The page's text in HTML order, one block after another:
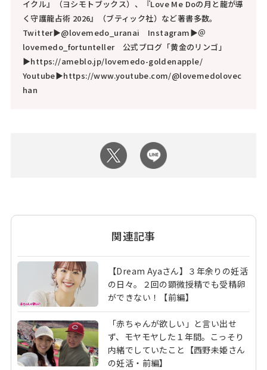
イクル』（ヨシモトブックス）、『Love Me Doの月と龍が導
く守護龍占術 2026』（ブティック社）など著書多数。
Twitter▶@lovemedo_uranai Instagram▶＠
lovemedo_fortunteller 公式ブログ「黄金のリンゴ」
▶https://ameblo.jp/lovemedo-goldenapple/
Youtube▶https://www.youtube.com/@lovemedolovec
han
関連記事
【Dream Ayaさん】３年余りの妊活
の日々。２回の顕微授精でも受精卵
ができない！【前編】
「赤ちゃんが欲しい」と言い出せ
ず、モヤモヤした１年間。こっそり
内緒でしていたこと【西野未姫さん
の妊活・前編】